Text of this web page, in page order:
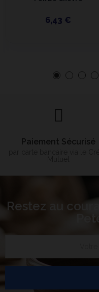
6,43 €
Paiement Sécurisé
Restez au